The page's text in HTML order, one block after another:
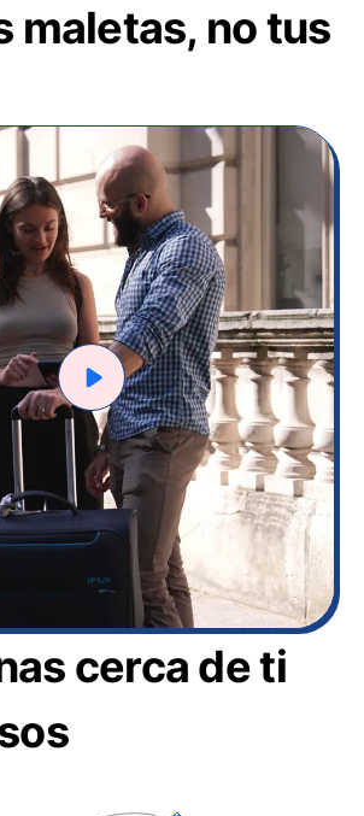
maletas, no tus
cerca de ti